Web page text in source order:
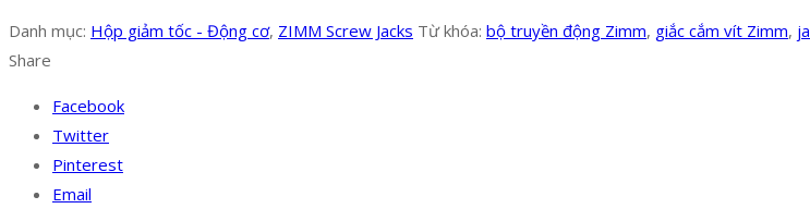
Danh mục: Hộp giảm tốc - Động cơ, ZIMM Screw Jacks Từ khóa: bộ truyền động Zimm, giắc cắm vít Zimm,
Share
Facebook
Twitter
Pinterest
Email